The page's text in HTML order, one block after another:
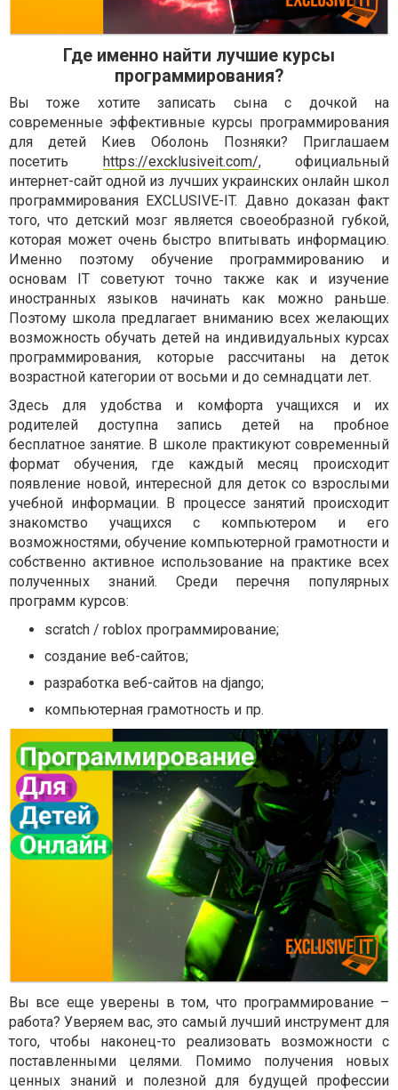
Где именно найти лучшие курсы
программирования?
Вы тоже хотите записать сына с дочкой на
современные эффективные курсы программирования
для детей Киев Оболонь Позняки? Приглашаем
посетить
https://excklusiveit.com/, официальный
интернет-сайт одной из лучших украинских онлайн школ
программирования EXCLUSIVE-IT. Давно доказан факт
того, что детский мозг является своеобразной губкой,
которая может очень быстро впитывать информацию.
Именно поэтому обучение программированию и
основам IT советуют точно также как и изучение
иностранных языков начинать как можно раньше.
Поэтому школа предлагает вниманию всех желающих
возможность обучать детей на индивидуальных курсах
программирования, которые рассчитаны на деток
возрастной категории от восьми и до семнадцати лет.
Здесь для удобства и комфорта учащихся и их
родителей доступна запись детей на пробное
бесплатное занятие. В школе практикуют современный
формат обучения, где каждый месяц происходит
появление новой, интересной для деток со взрослыми
учебной информации. В процессе занятий происходит
знакомство учащихся с компьютером и его
возможностями, обучение компьютерной грамотности и
собственно активное использование на практике всех
полученных знаний. Среди перечня популярных
программ курсов:
scratch / roblox программирование;
создание веб-сайтов;
разработка веб-сайтов на django;
компьютерная грамотность и пр.
Вы все еще уверены в том, что программирование –
работа? Уверяем вас, это самый лучший инструмент для
того, чтобы наконец-то реализовать возможности с
поставленными целями. Помимо получения новых
ценных знаний и полезной для будущей профессии